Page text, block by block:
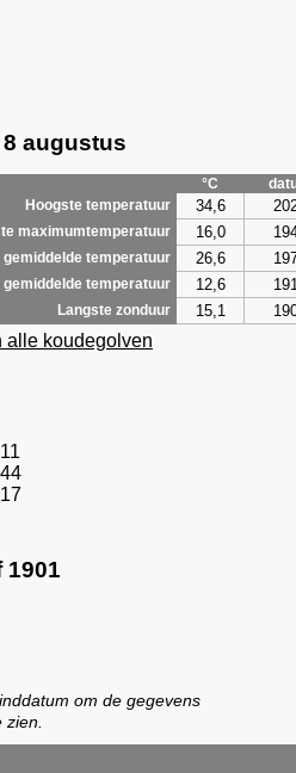
augustus
°C
Hoogste temperatuur
34,6
maximumtemperatuur 16,0
gemiddelde temperatuur 26,6
gemiddelde temperatuur 12,6
Langste zonduur 15,1
alle koudegolven
1901
om de gegevens